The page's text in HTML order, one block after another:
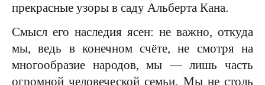
прекрасные узоры в саду Альберта Кана.
Смысл его наследия ясен: не важно, откуда
мы, ведь в конечном счёте, не смотря на
многообразие народов, мы — лишь часть
огромной человеческой семьи. Мы не столь